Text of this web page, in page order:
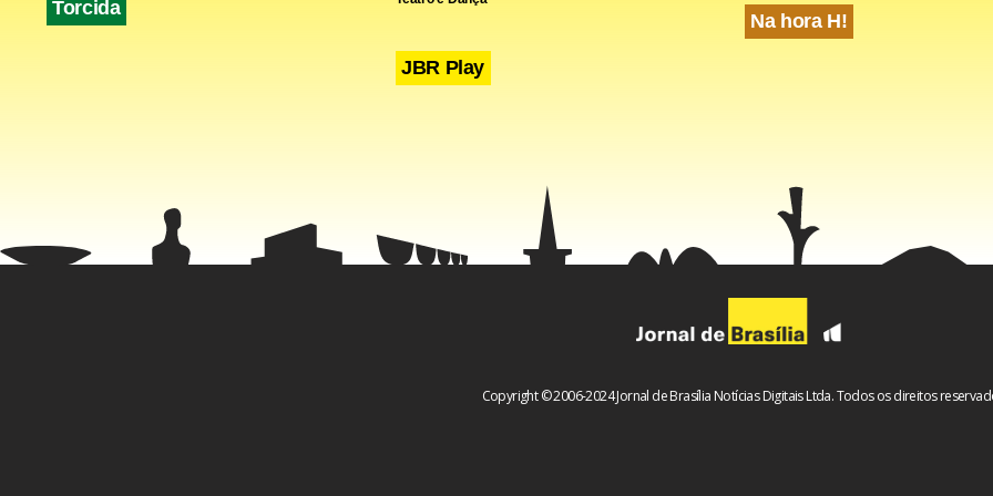
Torcida
JBR Play
Na hora H!
Copyright © 2006-2024 Jornal de Brasília Notícias Digitais Ltda. Todos os direitos